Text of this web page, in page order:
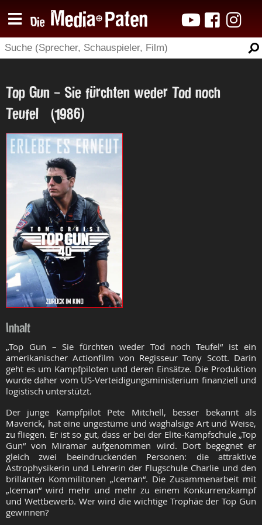
Top Gun - Sie fürchten weder Tod noch
Teufel (1986)
Inhalt
„Top Gun – Sie fürchten weder Tod noch Teufel“ ist ein
amerikanischer Actionfilm von Regisseur Tony Scott. Darin
geht es um Kampfpiloten und deren Einsätze. Die Produktion
wurde daher vom US-Verteidigungsministerium finanziell und
logistisch unterstützt.
Der junge Kampfpilot Pete Mitchell, besser bekannt als
Maverick, hat eine ungestüme und waghalsige Art und Weise,
zu fliegen. Er ist so gut, dass er bei der Elite-Kampfschule „Top
Gun“ von Miramar aufgenommen wird. Dort begegnet er
gleich zwei beeindruckenden Personen: die attraktive
Astrophysikerin und Lehrerin der Flugschule Charlie und den
brillanten Kommilitonen „Iceman“. Die Zusammenarbeit mit
„Iceman“ wird mehr und mehr zu einem Konkurrenzkampf
und Wettbewerb. Wer wird die wichtige Trophäe der Top Gun
gewinnen?